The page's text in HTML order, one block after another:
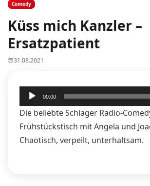
Comedy
Küss mich Kanzler –
Ersatzpatient
31.08.2021
Audio-
Player
00:00
Die beliebte Schlager Radio-
Frühstückstisch mit Angela und
Chaotisch, verpeilt, unterhaltsam.